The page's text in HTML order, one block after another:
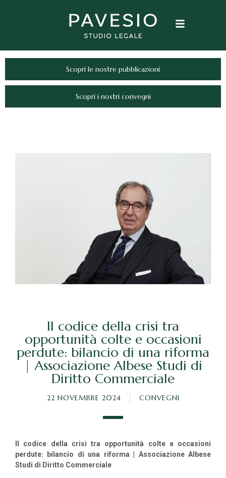
Scopri le nostre pubblicazioni
Scopri i nostri convegni
Il codice della crisi tra
opportunità colte e occasioni
perdute: bilancio di una riforma
| Associazione Albese Studi di
Diritto Commerciale
22 NOVEMBRE 2024 CONVEGNI
Il codice della crisi tra opportunità colte e occasioni
perdute: bilancio di una riforma | Associazione Albese
Studi di Diritto Commerciale